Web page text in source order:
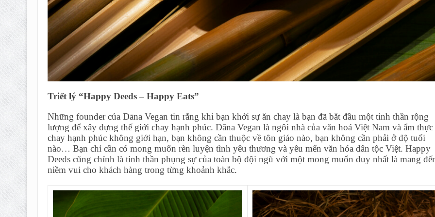
Triết lý “Happy Deeds – Happy Eats”
Những founder của Dāna Vegan tin rằng khi bạn khởi sự ăn chay là bạn đã bắt đầu một tinh thần rộng
lượng để xây dựng thế giới chay hạnh phúc. Dāna Vegan là ngôi nhà của văn hoá Việt Nam và ẩm thực
chay hạnh phúc không giới hạn, bạn không cần thuộc về tôn giáo nào, bạn không cần phải ở độ tuổi
nào… Bạn chỉ cần có mong muốn rèn luyện tình yêu thương và yêu mến văn hóa dân tộc Việt. Happy
Deeds cũng chính là tinh thần phụng sự của toàn bộ đội ngũ với một mong muốn duy nhất là mang
niềm vui cho khách hàng trong từng khoảnh khắc.